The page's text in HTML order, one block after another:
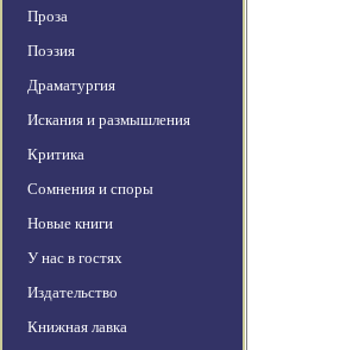
Проза
Поэзия
Драматургия
Искания и размышления
Критика
Сомнения и споры
Новые книги
У нас в гостях
Издательство
Книжная лавка